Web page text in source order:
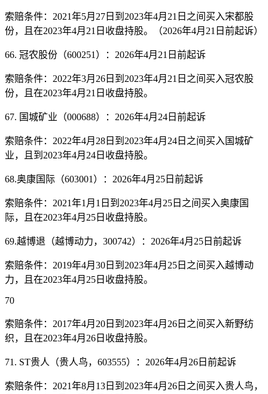
索赔条件：2021年5月27日到2023年4月21日之间买入宋都股
份，且在2023年4月21日收盘持股。（2026年4月21日前起诉）
66. 冠农股份（600251）：2026年4月21日前起诉
索赔条件：2022年3月26日到2023年4月21日之间买入冠农股
份，且在2023年4月21日收盘持股。
67. 国城矿业（000688）：2026年4月24日前起诉
索赔条件：2022年4月28日到2023年4月24日之间买入国城矿
业，且到2023年4月24日收盘持股。
68.奥康国际（603001）：2026年4月25日前起诉
索赔条件：2021年1月1日到2023年4月25日之间买入奥康国
际，且在2023年4月25日收盘持股。
69.越博退（越博动力，300742）：2026年4月25日前起诉
索赔条件：2019年4月30日到2023年4月25日之间买入越博动
力，且在2023年4月25日收盘持股。
70
索赔条件：2017年4月20日到2023年4月26日之间买入新野纺
织，且在2023年4月26日收盘持股。
71. ST贵人（贵人鸟，603555）：2026年4月26日前起诉
索赔条件：2021年8月13日到2023年4月26日之间买入贵人鸟，